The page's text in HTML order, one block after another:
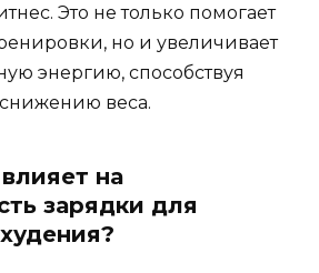
Это не только помогает
но и увеличивает
энергию, способствуя
веса.
на
зарядки для